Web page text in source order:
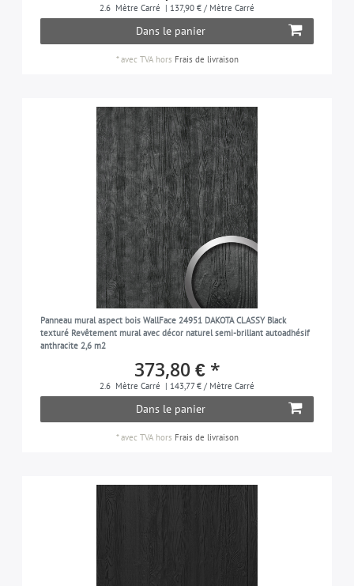
2.6 Mètre Carré | 137,90 € / Mètre Carré
Dans le panier
*avec TVAhors Frais de livraison
Panneau mural aspect bois WallFace 24951 DAKOTA CLASSY Black
texturé Revêtement mural avec décor naturel semi-brillant autoadhésif
anthracite 2,6 m2
373,80 € *
2.6 Mètre Carré | 143,77 € / Mètre Carré
Dans le panier
*avec TVAhors Frais de livraison